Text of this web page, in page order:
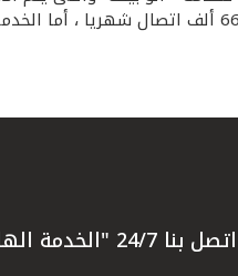
اتصل بنا 24/7 "الخدمة الهاتفية" 1803333